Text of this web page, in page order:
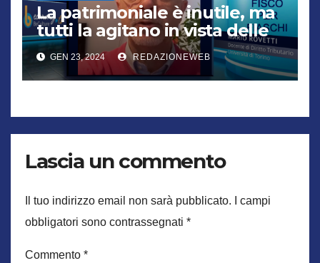
La patrimoniale è inutile, ma
tutti la agitano in vista delle
elezioni
GEN 23, 2024 REDAZIONEWEB
Lascia un commento
Il tuo indirizzo email non sarà pubblicato.
I campi
obbligatori sono contrassegnati *
Commento *